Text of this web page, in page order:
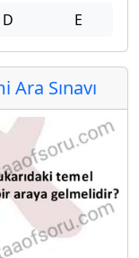
D E
Sınavı